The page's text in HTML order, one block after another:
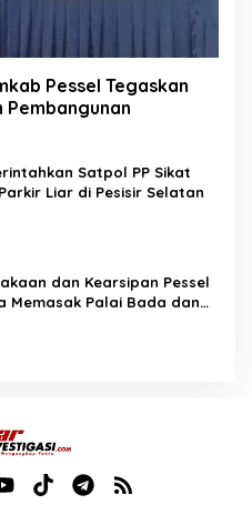
Pessel Tegaskan
Pembangunan
Satpol PP Sikat
Liar di Pesisir Selatan
dan Kearsipan Pessel
Memasak Palai Bada dan